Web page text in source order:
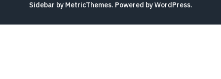
Sidebar by MetricThemes. Powered byWordPress.